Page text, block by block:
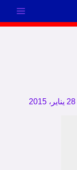
28 يناير، 2015